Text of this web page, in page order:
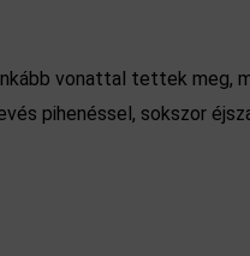
vonattal tettek meg,
pihenéssel, sokszor